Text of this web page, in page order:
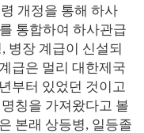
개정을 통해 하사
통합하여 하사관급
병장 계급이 신설되
급은 멀리 대한제국
부터 있었던 것이고
칭을 가져왔다고 볼
본래 상등병, 일등졸